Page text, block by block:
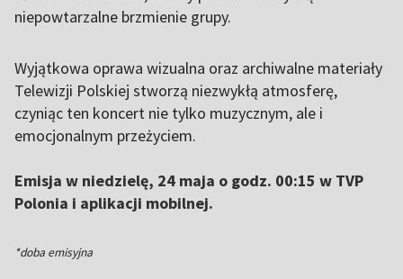
niepowtarzalne brzmienie grupy.
Wyjątkowa oprawa wizualna oraz archiwalne materiały
Telewizji Polskiej stworzą niezwykłą atmosferę,
czyniąc ten koncert nie tylko muzycznym, ale i
emocjonalnym przeżyciem.
Emisja w niedzielę, 24 maja o godz. 00:15 w TVP
Polonia i aplikacji mobilnej.
*doba emisyjna